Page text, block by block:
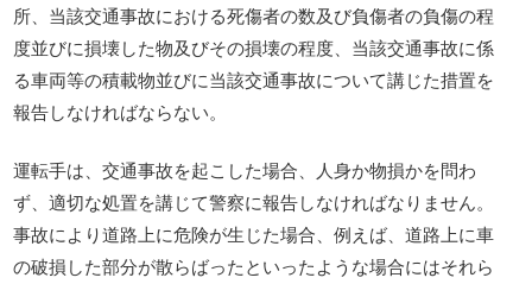
所、当該交通事故における死傷者の数及び負傷者の負傷の程
度並びに損壊した物及びその損壊の程度、当該交通事故に係
る車両等の積載物並びに当該交通事故について講じた措置を
報告しなければならない。
運転手は、交通事故を起こした場合、人身か物損かを問わ
ず、適切な処置を講じて警察に報告しなければなりません。
事故により道路上に危険が生じた場合、例えば、道路上に車
の破損した部分が散らばったといったような場合にはそれら